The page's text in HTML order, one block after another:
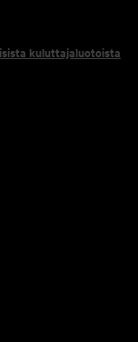
kuluttajaluotoista